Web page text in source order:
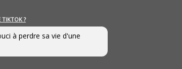
TIKTOK ?
à perdre sa vie d'une